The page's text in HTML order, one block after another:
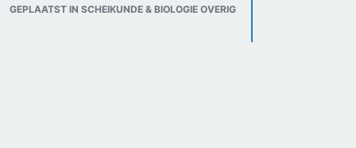
De deelvragen die wij willen beantwoorden
GEPLAATST IN SCHEIKUNDE & BIOLOGIE OVERIG